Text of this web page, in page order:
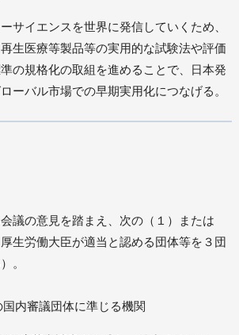
サイエンスを世界に発信していくため、
生医療等製品等の実用的な試験法や評価
の規格化の取組を進めることで、日本発
ーバル市場での早期実用化につなげる。
議の意見を踏まえ、次の（１）または
生労働大臣が適当と認める団体等を３団
。
内審議団体に準じる機関